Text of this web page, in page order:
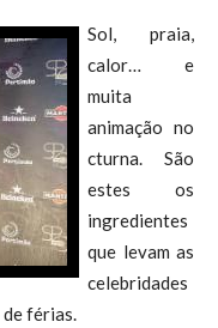
Sol, praia,
calor… e
muita
animação no
cturna. São
estes os
ingredientes
que levam as
celebridades
de férias.